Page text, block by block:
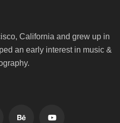
California and grew up in
an early interest in music &